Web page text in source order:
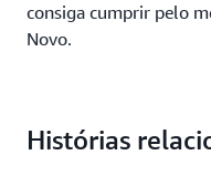
consiga cumprir pelo
Novo.
Histórias